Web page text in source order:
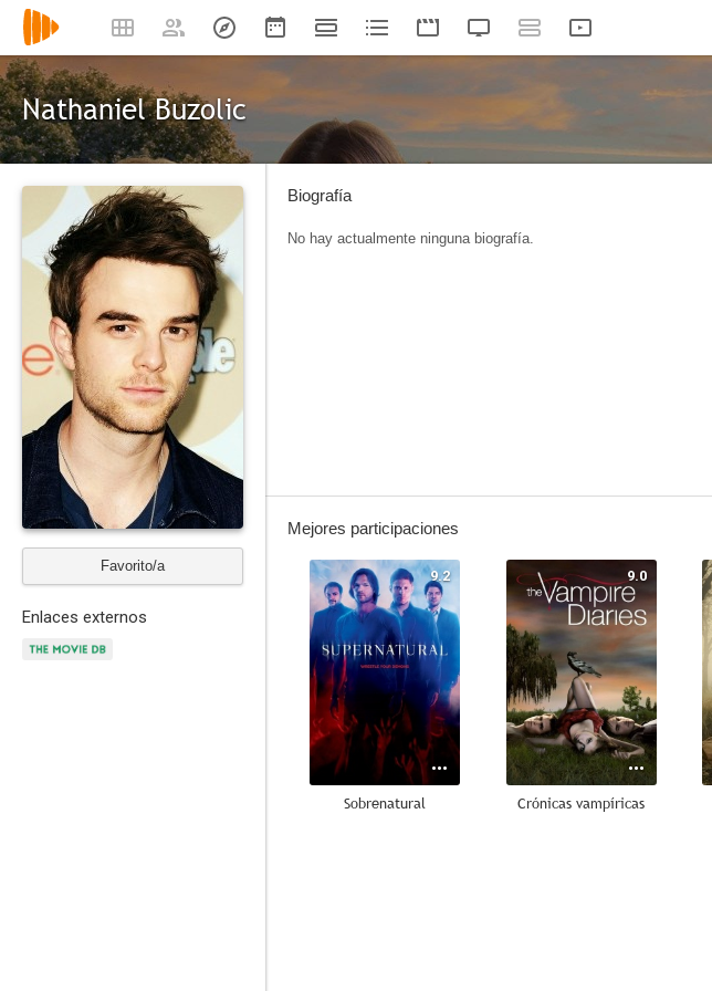
Nathaniel Buzolic
Favorito/a
Enlaces externos
Biografía
No hay actualmente ninguna biografía.
Mejores participaciones
9.2
Sobrenatural
9.0
Crónicas vampíricas